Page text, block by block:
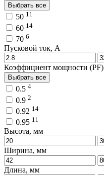
Выбрать все
50 11
60 14
70 6
Пусковой ток, A
Коэффициент мощности (PF)
Выбрать все
0.5 4
0.9 2
0.92 14
0.95 11
Высота, мм
Ширина, мм
Длина, мм